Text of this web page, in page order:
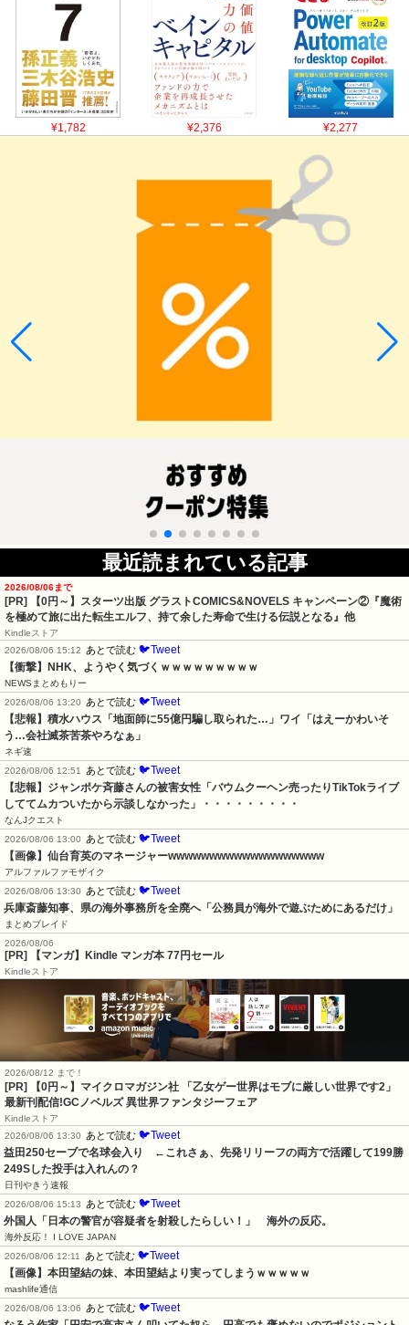
¥1,782 ¥2,376 ¥2,277
最近読まれている記事
2026/08/06まで
[PR] 【0円～】スターツ出版 グラストCOMICS&NOVELS キャンペーン②『魔術
を極めて旅に出た転生エルフ、持て余した寿命で生ける伝説となる』他
Kindleストア
2026/08/06 15:12
あとで読む 🐦Tweet
【衝撃】NHK、ようやく気づくｗｗｗｗｗｗｗｗｗ
NEWSまとめもりー
2026/08/06 13:20
あとで読む 🐦Tweet
【悲報】積水ハウス「地面師に55億円騙し取られた…」ワイ「はえーかわいそ
う…会社滅茶苦茶やろなぁ」
ネギ速
2026/08/06 12:51
あとで読む 🐦Tweet
【悲報】ジャンポケ斉藤さんの被害女性「バウムクーヘン売ったりTikTokライブ
しててムカついたから示談しなかった」・・・・・・・・・
なんJクエスト
2026/08/06 13:00
あとで読む 🐦Tweet
【画像】仙台育英のマネージャーwwwwwwwwwwwwwwwwwww
アルファルファモザイク
2026/08/06 13:30
あとで読む 🐦Tweet
兵庫斎藤知事、県の海外事務所を全廃へ「公務員が海外で遊ぶためにあるだけ」
まとめブレイド
2026/08/06
[PR] 【マンガ】Kindle マンガ本 77円セール
Kindleストア
2026/08/12 まで！
[PR] 【0円～】マイクロマガジン社 「乙女ゲー世界はモブに厳しい世界です2」
最新刊配信!GCノベルズ 異世界ファンタジーフェア
Kindleストア
2026/08/06 13:30
あとで読む 🐦Tweet
益田250セーブで名球会入り　←これさぁ、先発リリーフの両方で活躍して199勝
249Sした投手は入れんの？
日刊やきう速報
2026/08/06 15:13
あとで読む 🐦Tweet
外国人「日本の警官が容疑者を射殺したらしい！」　海外の反応。
海外反応！ I LOVE JAPAN
2026/08/06 12:11
あとで読む 🐦Tweet
【画像】本田望結の妹、本田望結より実ってしまうｗｗｗｗｗ
mashlife通信
2026/08/06 13:06
あとで読む 🐦Tweet